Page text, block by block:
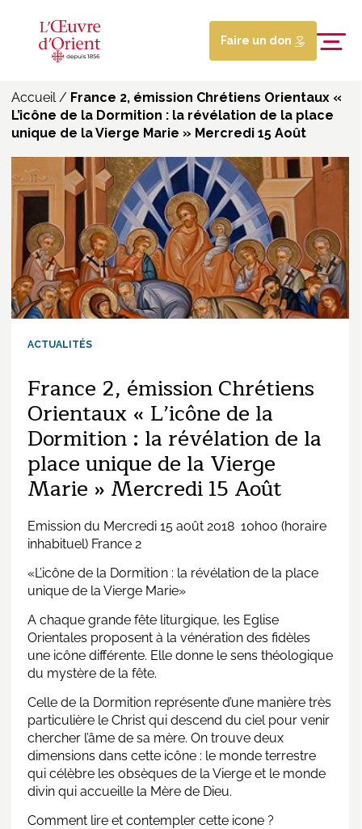
Faire un don
Accueil/ France 2, émission Chrétiens Orientaux «
L’icône de la Dormition : la révélation de la place
unique de la Vierge Marie » Mercredi 15 Août
ACTUALITÉS
France 2, émission Chrétiens
Orientaux « L’icône de la
Dormition : la révélation de la
place unique de la Vierge
Marie » Mercredi 15 Août
Emission du Mercredi 15 août 2018 10h00 (horaire
inhabituel) France 2
«L’icône de la Dormition : la révélation de la place
unique de la Vierge Marie»
A chaque grande fête liturgique, les Eglise
Orientales proposent à la vénération des fidèles
une icône différente. Elle donne le sens théologique
du mystère de la fête.
Celle de la Dormition représente d’une manière très
particulière le Christ qui descend du ciel pour venir
chercher l’âme de sa mère. On trouve deux
dimensions dans cette icône : le monde terrestre
qui célèbre les obsèques de la Vierge et le monde
divin qui accueille la Mère de Dieu.
Comment lire et contempler cette icone ?